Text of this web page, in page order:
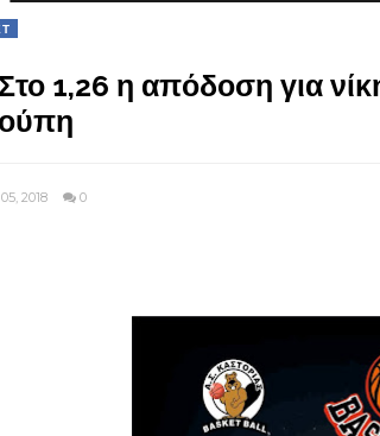
1,26 η απόδοση για
2018 0